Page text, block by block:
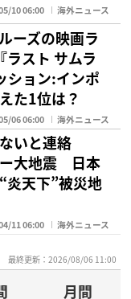
10 06:00 海外ニュース
ーズの映画ラ
ラスト サムラ
ション:インポ
た1位は？
06 06:00 海外ニュース
いと連絡
大地震 日本
炎天下”被災地
11 06:00 海外ニュース
最終更新：2026/08/06 11:00
月間